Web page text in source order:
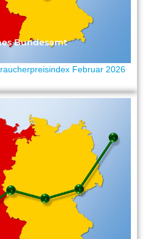
Bundesamt
Februar 2026